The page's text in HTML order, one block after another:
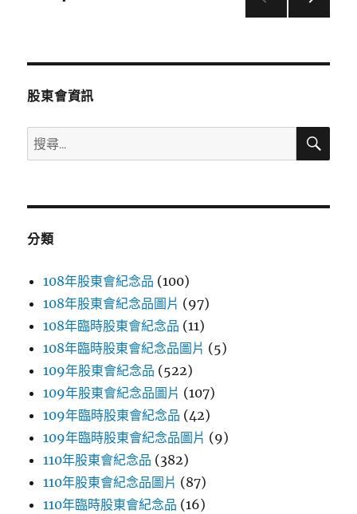
物
中
心
券〉
分
股東會資訊
搜
尋
鍵
搜
分類
108年股東會紀念品 (100)
108年股東會紀念品圖片 (97)
108年臨時股東會紀念品 (11)
108年臨時股東會紀念品圖片 (5)
109年股東會紀念品 (522)
109年股東會紀念品圖片 (107)
109年臨時股東會紀念品 (42)
109年臨時股東會紀念品圖片 (9)
110年股東會紀念品 (382)
110年股東會紀念品圖片 (87)
110年臨時股東會紀念品 (16)